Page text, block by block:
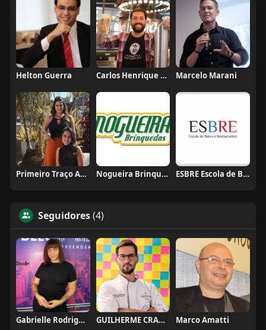
Helton Guerra Carlos Henrique de Faria Vasconcelos Marcelo Marani
Primeiro Traço Arquitetura Nogueira Brinquedos ESBRE Escola de Bares e Restaurantes
Seguidores(4)
Gabrielle Rodrigues GUILHERME CRAMER BALLE Marco Amatti